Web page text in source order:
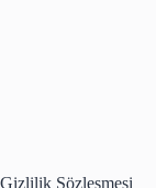
Gizlilik Sözleşmesi